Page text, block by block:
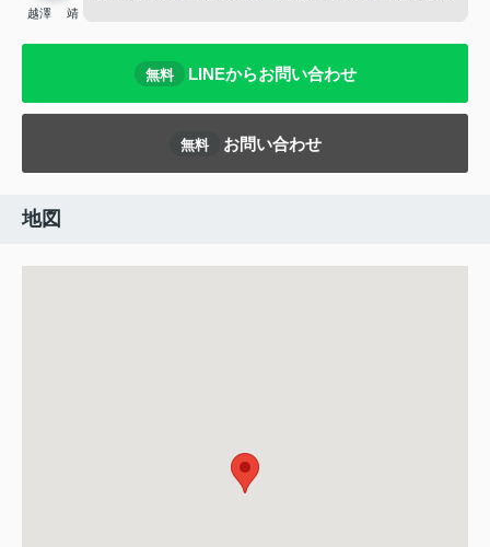
越澤 靖
無料 LINEからお問い合わせ
無料 お問い合わせ
地図